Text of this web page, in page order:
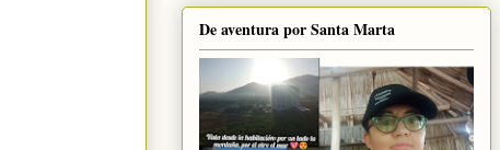
De aventura por Santa Marta